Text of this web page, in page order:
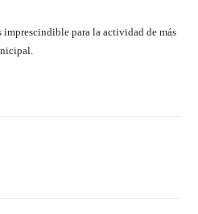
imprescindible para la actividad de más